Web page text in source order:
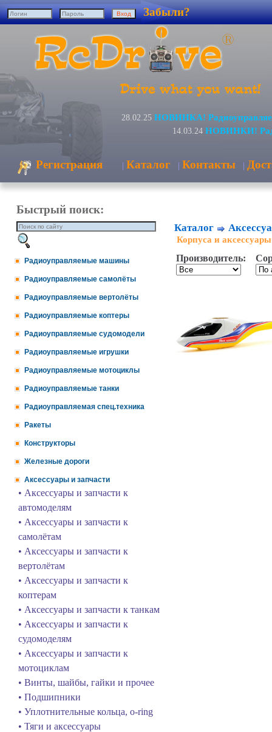
Забыли?
28.02.25 НОВИНКА!
14.03.24 НОВИНКИ!
Регистрация | Каталог | Контакты |
Быстрый поиск:
Радиоуправляемые машины
Радиоуправляемые самолёты
Радиоуправляемые вертолёты
Радиоуправляемые коптеры
Радиоуправляемые судомодели
Радиоуправляемые игрушки
Радиоуправляемые мотоциклы
Радиоуправляемые танки
Радиоуправляемая спец.техника
Ракеты
Конструкторы
Железные дороги
Аксессуары и запчасти
• Аксессуары и запчасти к
автомоделям
• Аксессуары и запчасти к
самолётам
• Аксессуары и запчасти к
вертолётам
• Аксессуары и запчасти к
коптерам
• Аксессуары и запчасти к танкам
• Аксессуары и запчасти к
судомоделям
• Аксессуары и запчасти к
мотоциклам
• Винты, шайбы, гайки и прочее
• Подшипники
• Уплотнительные кольца, o-ring
• Тяги и аксессуары
Каталог
Корпуса и аксессуары
Производитель: